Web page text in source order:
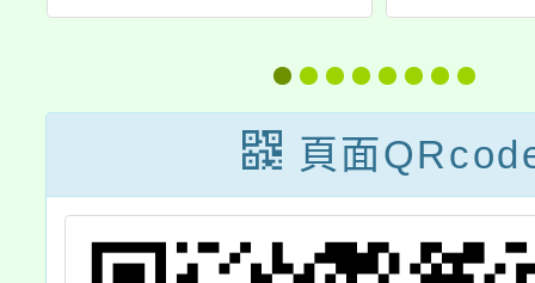
溝
!!
基金會「115年
寒假青少年美
術、空間、設
計、電繪研習
營」活動簡章
學
菁
頁面